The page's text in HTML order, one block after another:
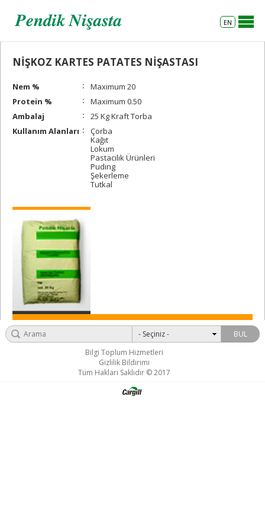
EN
NİŞKOZ KARTES PATATES NİŞASTASI
Nem %
Maximum 20
Protein %
Maximum 0.50
Ambalaj
25 Kg Kraft Torba
Kullanım Alanları
Çorba
Kağıt
Lokum
Pastacılık Ürünleri
Puding
Şekerleme
Tutkal
Bilgi Toplum Hizmetleri
Gizlilik Bildirimi
Tüm Hakları Saklıdır © 2017
BUL